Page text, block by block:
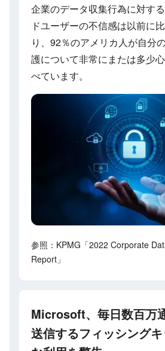
企業のデータ収集行為に対す
ドユーザーの不信感は以前に
り、92％のアメリカ人が自分
護について非常にまたは多少
べています。
参照：KPMG「2022 Corporate
Report」
Microsoft、毎日数百万
送信するフィッシング